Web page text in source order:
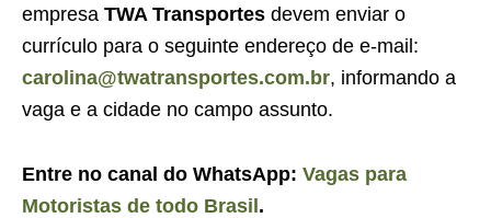
empresa TWA Transportes devem enviar o
currículo para o seguinte endereço de e-mail:
carolina@twatransportes.com.br, informando a
vaga e a cidade no campo assunto.
Entre no canal do WhatsApp: Vagas para
Motoristas de todo Brasil.